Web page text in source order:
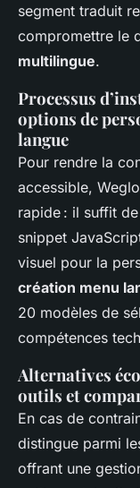
segment traduit
compromettre le
multilingue.
Processus
options de
langue
Pour rendre la
accessible,
rapide : il suffit
snippet
visuel pour la
création menu
20 modèles de
compétences
Alternatives
outils et
En cas de
distingue parmi
offrant une